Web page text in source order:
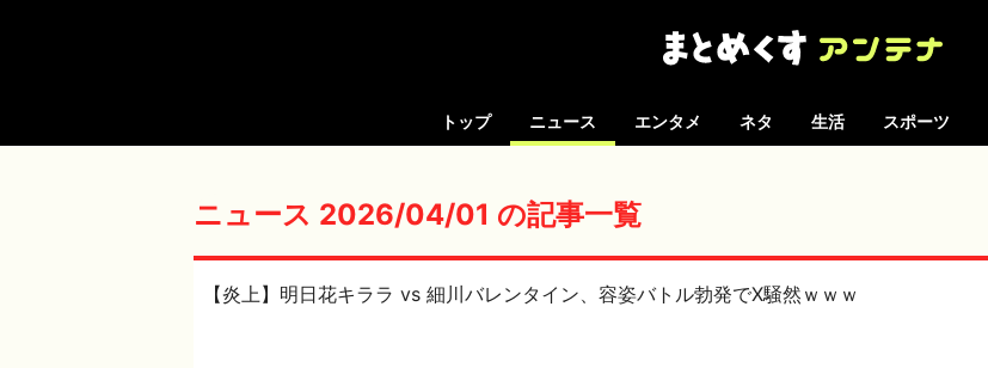
トップ ニュース エンタメ ネタ 生活 スポーツ
ニュース 2026/04/01 の記事一覧
【炎上】明日花キララ vs 細川バレンタイン、容姿バトル勃発でX騒然ｗｗｗ